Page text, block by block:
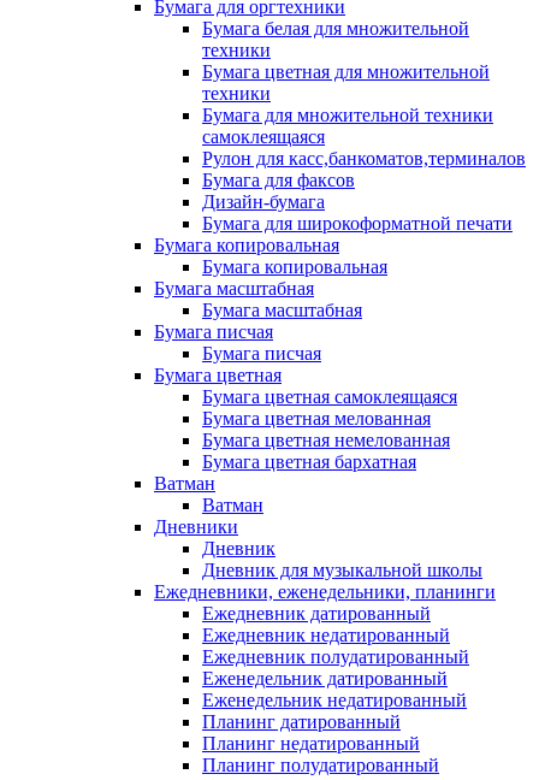
Бумага для оргтехники
Бумага белая для множительной
техники
Бумага цветная для множительной
техники
Бумага для множительной техники
самоклеящаяся
Рулон для касс,банкоматов,терминалов
Бумага для факсов
Дизайн-бумага
Бумага для широкоформатной печати
Бумага копировальная
Бумага копировальная
Бумага масштабная
Бумага масштабная
Бумага писчая
Бумага писчая
Бумага цветная
Бумага цветная самоклеящаяся
Бумага цветная мелованная
Бумага цветная немелованная
Бумага цветная бархатная
Ватман
Ватман
Дневники
Дневник
Дневник для музыкальной школы
Ежедневники, еженедельники, планинги
Ежедневник датированный
Ежедневник недатированный
Ежедневник полудатированный
Еженедельник датированный
Еженедельник недатированный
Планинг датированный
Планинг недатированный
Планинг полудатированный